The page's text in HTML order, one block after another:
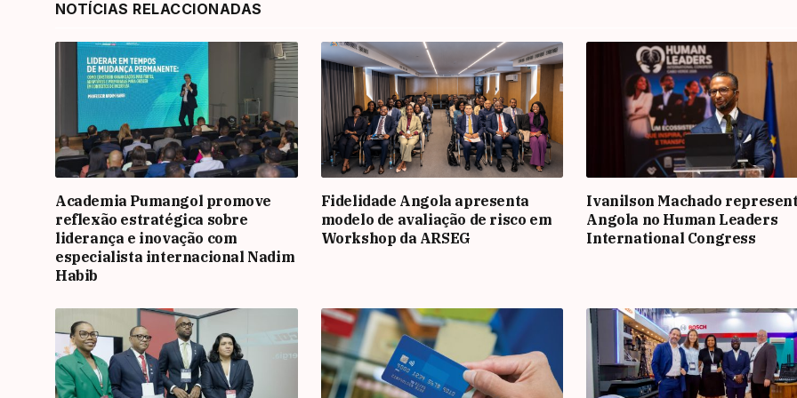
NOTÍCIAS RELACCIONADAS
Academia Pumangol promove
reflexão estratégica sobre
liderança e inovação com
especialista internacional Nadim
Habib
Fidelidade Angola apresenta
modelo de avaliação de risco em
Workshop da ARSEG
Ivanilson Machado
Angola no Human Leaders
International Congress